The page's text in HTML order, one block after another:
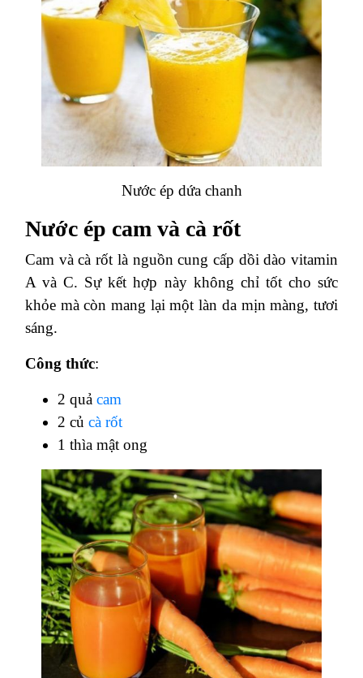
Nước ép dứa chanh
Nước ép cam và cà rốt
Cam và cà rốt là nguồn cung cấp dồi dào vitamin
A và C. Sự kết hợp này không chỉ tốt cho sức
khỏe mà còn mang lại một làn da mịn màng, tươi
sáng.
Công thức:
2 quả cam
2 củ cà rốt
1 thìa mật ong